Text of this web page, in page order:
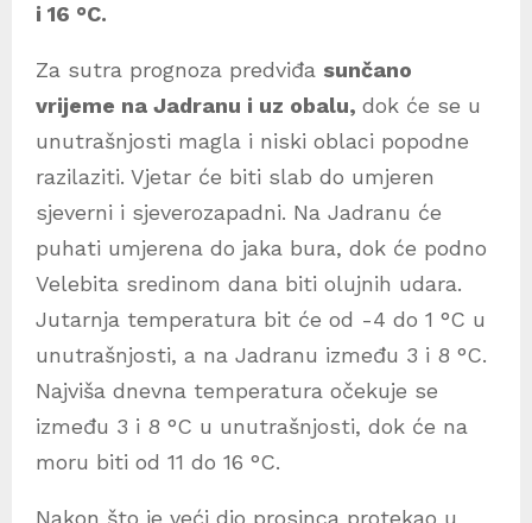
i 16 °C.
Za sutra prognoza predviđa sunčano
vrijeme na Jadranu i uz obalu, dok će se u
unutrašnjosti magla i niski oblaci popodne
razilaziti. Vjetar će biti slab do umjeren
sjeverni i sjeverozapadni. Na Jadranu će
puhati umjerena do jaka bura, dok će podno
Velebita sredinom dana biti olujnih udara.
Jutarnja temperatura bit će od -4 do 1 °C u
unutrašnjosti, a na Jadranu između 3 i 8 °C.
Najviša dnevna temperatura očekuje se
između 3 i 8 °C u unutrašnjosti, dok će na
moru biti od 11 do 16 °C.